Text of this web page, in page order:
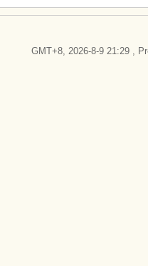
GMT+8, 2026-8-9 21:29 ,